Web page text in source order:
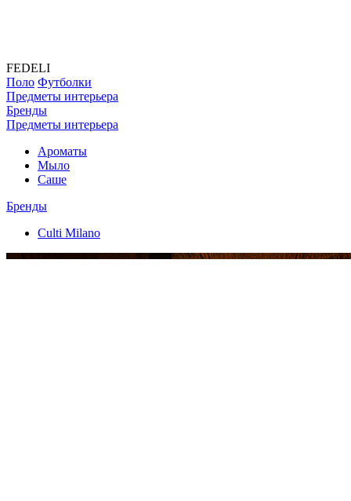
FEDELI
Поло Футболки
Предметы интерьера
Бренды
Предметы интерьера
Ароматы
Мыло
Саше
Бренды
Culti Milano